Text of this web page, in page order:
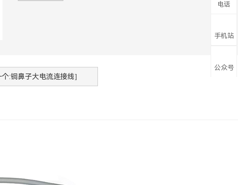
个:铜鼻子大电流连接线]
电话
手机站
公众号